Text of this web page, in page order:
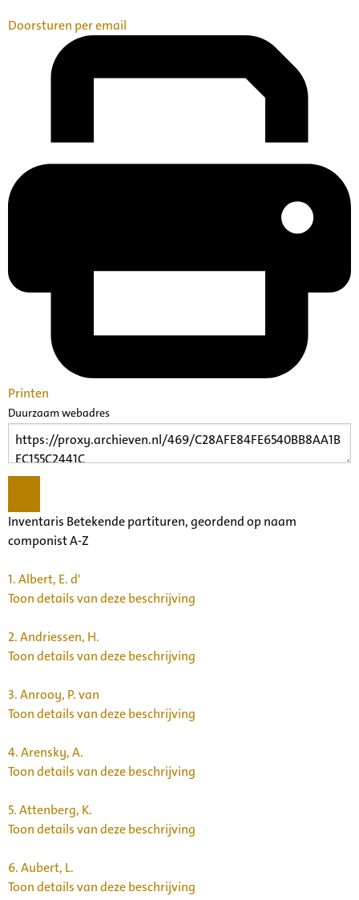
Doorsturen per email
Printen
Duurzaam webadres
Inventaris Betekende partituren, geordend op naam
componist A-Z
1.Albert, E. d'
Toon details van deze beschrijving
2.Andriessen, H.
Toon details van deze beschrijving
3.Anrooy, P. van
Toon details van deze beschrijving
4.Arensky, A.
Toon details van deze beschrijving
5.Attenberg, K.
Toon details van deze beschrijving
6.Aubert, L.
Toon details van deze beschrijving